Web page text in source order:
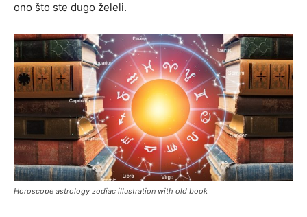
ono što ste dugo želeli.
Horoscope astrology zodiac illustration with old book